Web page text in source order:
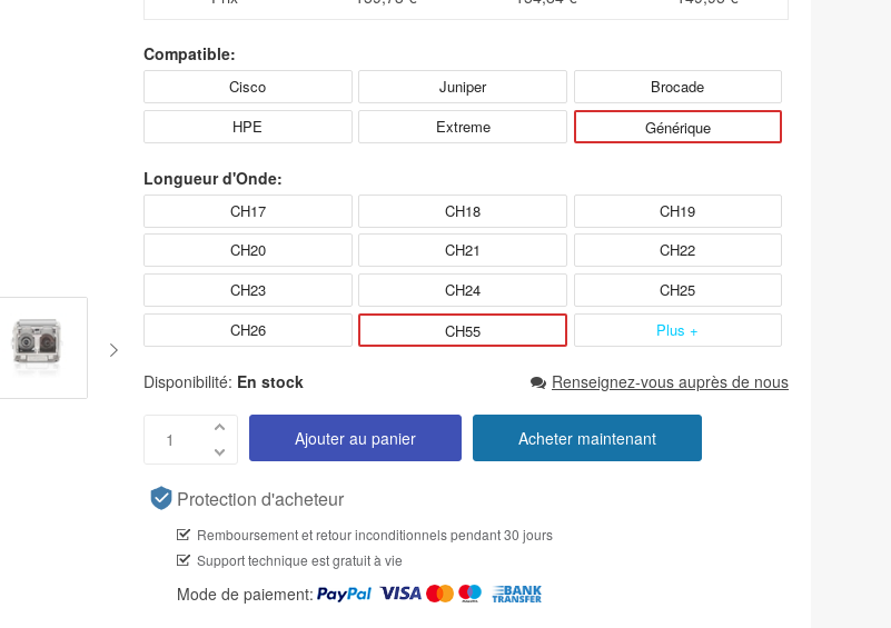
Compatible:
Cisco Juniper
Brocade
HPE
Extreme Générique
Longueur d'Onde:
CH17 CH18
CH19
CH20
CH21
CH22
CH23
CH24
CH25
CH26
CH55 Plus +
Disponibilité: En stock Renseignez-vous auprès de nous
Ajouter au panier Acheter maintenant
Protection d'acheteur
Remboursement et retour inconditionnels pendant 30 jours
Support technique est gratuit à vie
Mode de paiement: